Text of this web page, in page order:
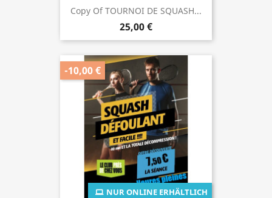
Copy Of TOURNOI DE SQUASH...
25,00 €
NUR ONLINE ERHÄLTLICH
-10,00 €